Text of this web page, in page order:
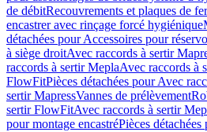
de débitRecouvrements et plaques de
encastrer avec rinçage forcé hygiénique
détachées pour Accessoires pour
à siège droitAvec raccords à sertir
raccords à sertir MeplaAvec raccords à
FlowFitPièces détachées pour Avec
sertir MapressVannes de prélèvement
sertir FlowFitAvec raccords à sertir
pour montage encastréPièces